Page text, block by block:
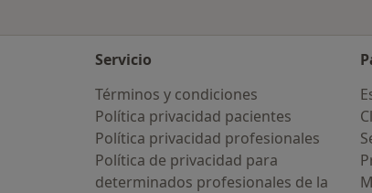
Servicio
Términos y condiciones
Política privacidad pacientes
Política privacidad profesionales
Política de privacidad para
determinados profesionales de la